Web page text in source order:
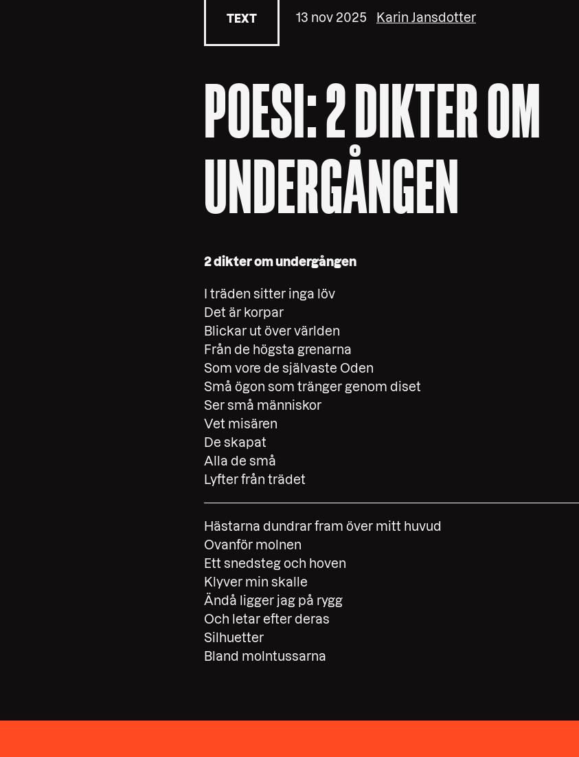
TEXT 13 nov 2025 Karin Jansdotter
POESI: 2 DIKTER OM
UNDERGÅNGEN
2 dikter om undergången
I träden sitter inga löv
Det är korpar
Blickar ut över världen
Från de högsta grenarna
Som vore de självaste Oden
Små ögon som tränger genom diset
Ser små människor
Vet misären
De skapat
Alla de små
Lyfter från trädet
Hästarna dundrar fram över mitt huvud
Ovanför molnen
Ett snedsteg och hoven
Klyver min skalle
Ändå ligger jag på rygg
Och letar efter deras
Silhuetter
Bland molntussarna